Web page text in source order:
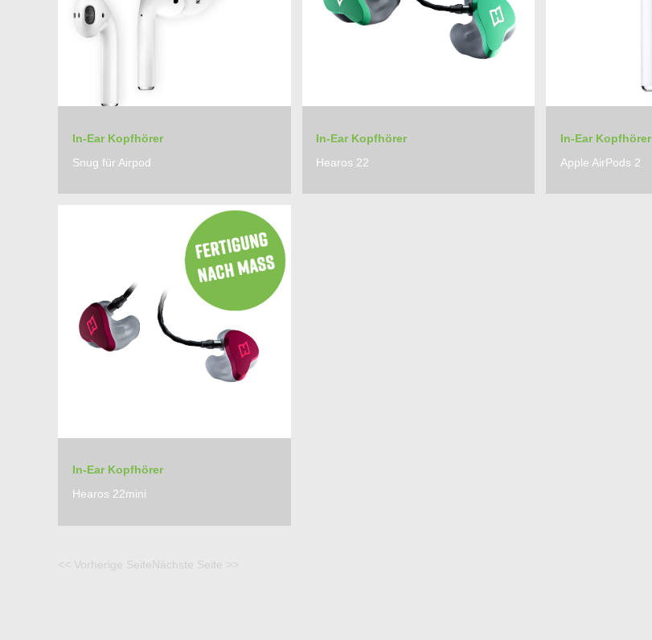
In-Ear Kopfhörer
Snug für Airpod
In-Ear Kopfhörer
Hearos 22
In-Ear Kopfhörer
Apple AirPods 2
In-Ear Kopfhörer
Hearos 22mini
<< Vorherige Seite Nächste Seite >>